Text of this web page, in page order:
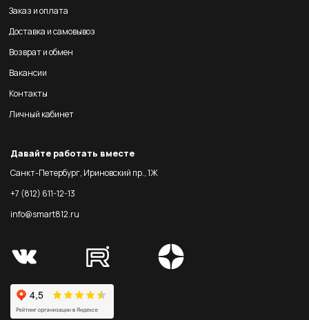
Заказ и оплата
Доставка и самовывоз
Возврат и обмен
Вакансии
Контакты
Личный кабинет
Давайте работать вместе
Санкт-Петербург, Ириновский пр., 1Ж
+7 (812) 611-12-13
info@smart812.ru